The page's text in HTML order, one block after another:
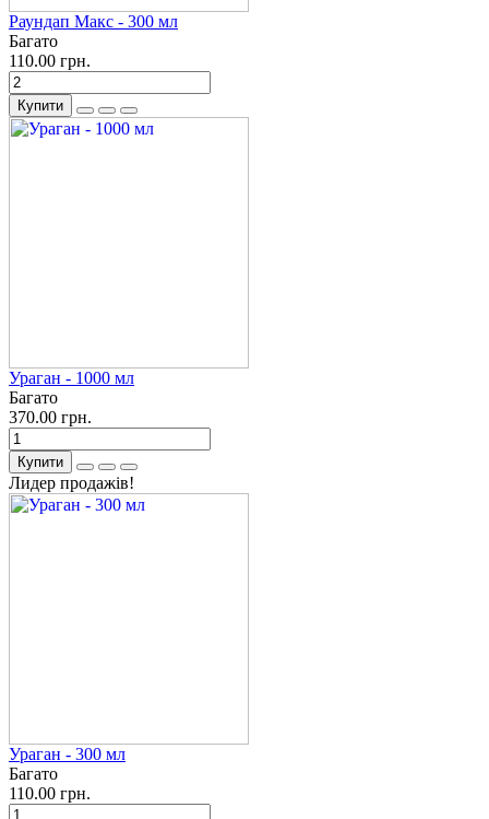
Раундап Макс - 300 мл
Багато
110.00 грн.
Купити
Ураган - 1000 мл
Багато
370.00 грн.
Купити
Лидер продажів!
Ураган - 300 мл
Багато
110.00 грн.